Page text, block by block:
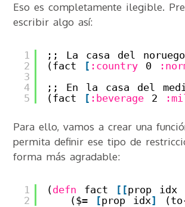
Eso es completamente ilegible.
escribir algo así:
1
2
3
4
5
;; La casa del
(fact
[ :country 0
;; En la casa del
(fact
[ :beverage 2
Para ello, vamos a crear una
permita definir ese tipo de
forma más agradable:
1
2
(defn fact [ [prop idx
($=
[prop idx]